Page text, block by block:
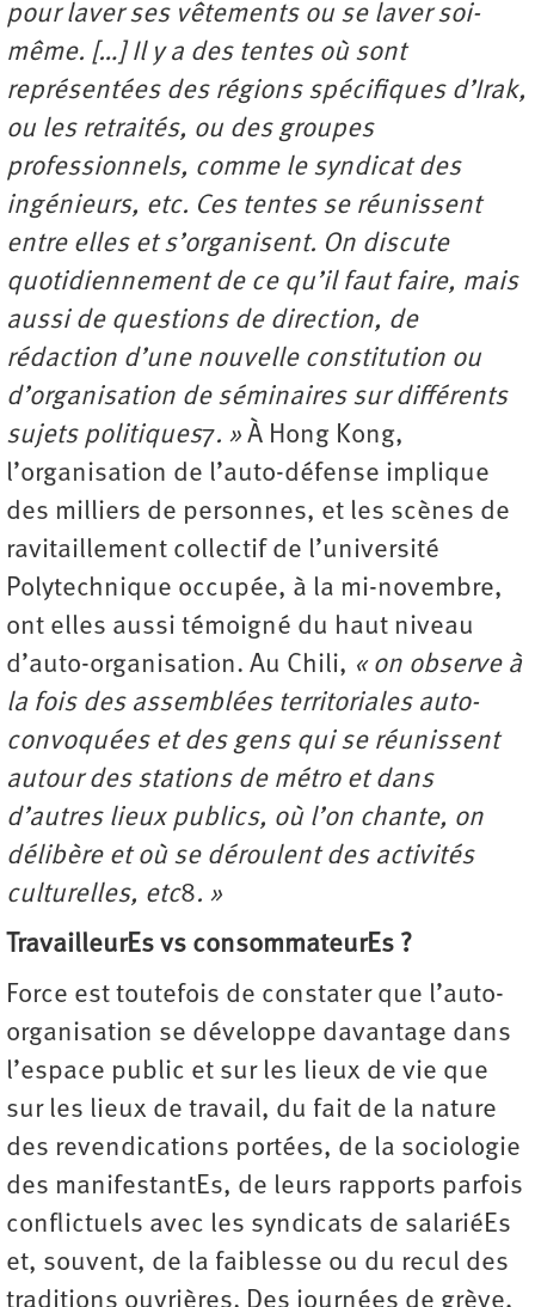
pour laver ses vêtements ou se laver soi-
même. […] Il y a des tentes où sont
représentées des régions spécifiques d’Irak,
ou les retraités, ou des groupes
professionnels, comme le syndicat des
ingénieurs, etc. Ces tentes se réunissent
entre elles et s’organisent. On discute
quotidiennement de ce qu’il faut faire, mais
aussi de questions de direction, de
rédaction d’une nouvelle constitution ou
d’organisation de séminaires sur différents
sujets politiques7. » À Hong Kong,
l’organisation de l’auto-défense implique
des milliers de personnes, et les scènes de
ravitaillement collectif de l’université
Polytechnique occupée, à la mi-novembre,
ont elles aussi témoigné du haut niveau
d’auto-organisation. Au Chili, « on observe à
la fois des assemblées territoriales auto-
convoquées et des gens qui se réunissent
autour des stations de métro et dans
d’autres lieux publics, où l’on chante, on
délibère et où se déroulent des activités
culturelles, etc8. »
TravailleurEs vs consommateurEs ?
Force est toutefois de constater que l’auto-
organisation se développe davantage dans
l’espace public et sur les lieux de vie que
sur les lieux de travail, du fait de la nature
des revendications portées, de la sociologie
des manifestantEs, de leurs rapports parfois
conflictuels avec les syndicats de salariéEs
et, souvent, de la faiblesse ou du recul des